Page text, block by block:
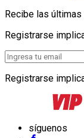
Recibe las
Registrarse
Registrarse
síguenos